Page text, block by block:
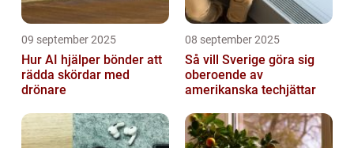
09 september 2025
Hur AI hjälper bönder att
rädda skördar med
drönare
08 september 2025
Så vill Sverige göra sig
oberoende av
amerikanska techjättar